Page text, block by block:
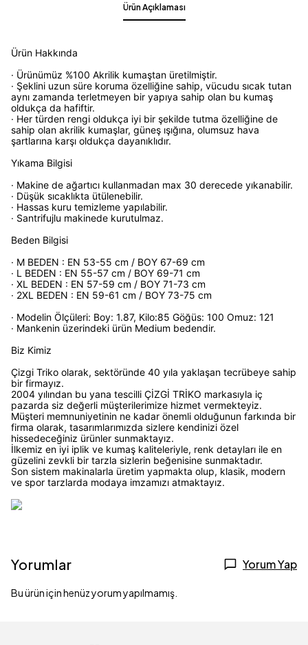
Ürün Açıklaması
Ürün Hakkında
· Ürünümüz %100 Akrilik kumaştan üretilmiştir.
· Şeklini uzun süre koruma özelliğine sahip, vücudu sıcak tutan
aynı zamanda terletmeyen bir yapıya sahip olan bu kumaş
oldukça da hafiftir.
· Her türden rengi oldukça iyi bir şekilde tutma özelliğine de
sahip olan akrilik kumaşlar, güneş ışığına, olumsuz hava
şartlarına karşı oldukça dayanıklıdır.
Yıkama Bilgisi
· Makine de ağartıcı kullanmadan max 30 derecede yıkanabilir.
· Düşük sıcaklıkta ütülenebilir.
· Hassas kuru temizleme yapılabilir.
· Santrifujlu makinede kurutulmaz.
Beden Bilgisi
· M BEDEN : EN 53-55 cm / BOY 67-69 cm
· L BEDEN : EN 55-57 cm / BOY 69-71 cm
· XL BEDEN : EN 57-59 cm / BOY 71-73 cm
· 2XL BEDEN : EN 59-61 cm / BOY 73-75 cm
· Modelin Ölçüleri: Boy: 1.87, Kilo:85 Göğüs: 100 Omuz: 121
· Mankenin üzerindeki ürün Medium bedendir.
Biz Kimiz
Çizgi Triko olarak, sektöründe 40 yıla yaklaşan tecrübeye sahip
bir firmayız.
2004 yılından bu yana tescilli ÇİZGİ TRİKO markasıyla iç
pazarda siz değerli müşterilerimize hizmet vermekteyiz.
Müşteri memnuniyetinin ne kadar önemli olduğunun farkında bir
firma olarak, tasarımlarımızda sizlere kendinizi özel
hissedeceğiniz ürünler sunmaktayız.
İlkemiz en iyi iplik ve kumaş kaliteleriyle, renk detayları ile en
güzelini zevkli bir tarzla sizlerin beğenisine sunmaktadır.
Son sistem makinalarla üretim yapmakta olup, klasik, modern
ve spor tarzlarda modaya imzamızı atmaktayız.
Yorumlar Yorum Yap
Bu ürün için henüz yorum yapılmamış.